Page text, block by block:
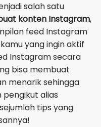
salah satu
konten Instagram,
feed Instagram
yang ingin aktif
Instagram secara
bisa membuat
menarik sehingga
alias
tips yang